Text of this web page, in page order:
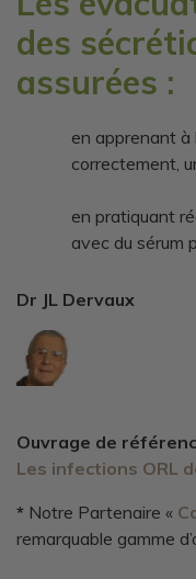
des
assurées :
en apprenant à
correctement,
en pratiquant
avec du sérum
Dr JL Dervaux
Ouvrage de
Les infections ORL
* Notre Partenaire «
remarquable gamme